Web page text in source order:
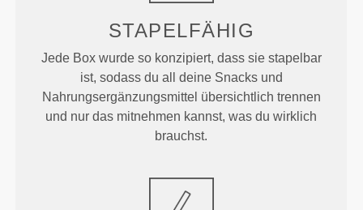
STAPELFÄHIG
Jede Box wurde so konzipiert, dass sie stapelbar
ist, sodass du all deine Snacks und
Nahrungsergänzungsmittel übersichtlich trennen
und nur das mitnehmen kannst, was du wirklich
brauchst.